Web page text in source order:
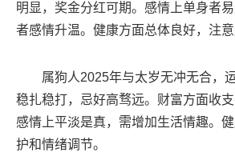
明显，奖金分红可期。感情上单身者
者感情升温。健康方面总体良好，注意
属狗人2025年与太岁无冲无合，
稳扎稳打，忌好高骛远。财富方面收支
感情上平淡是真，需增加生活情趣。
护和情绪调节。